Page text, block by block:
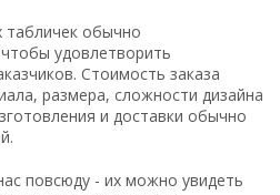
табличек обычно
удовлетворить
Стоимость заказа
размера, сложности дизайна
и доставки обычно
повсюду - их можно увидеть